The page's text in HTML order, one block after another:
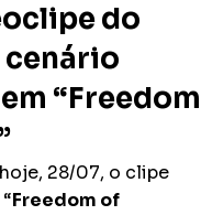
do
cenário
“Freedom
28/07, o clipe
Freedom of